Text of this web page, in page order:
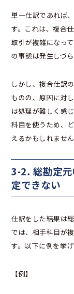
単一仕訳であれば
す。これは、複合
取引が複雑になっ
の事態は発生しづら
しかし、複合仕訳
ものの、原因に対
は処理が難しく感
科目を使うため、
えるかもしれません
3-2. 総勘定
定できない
仕訳をした結果は
では、相手科目が
す。以下に例を挙げ
【例】